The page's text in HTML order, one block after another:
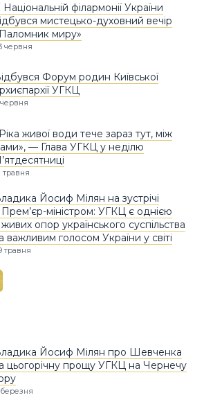
філармонії України
мистецько-духовний вечір
миру»
червня
Форум родин Київської
УГКЦ
живої води тече зараз тут, між
— Глава УГКЦ у неділю
травня
Йосиф Мілян на зустрічі
Прем’єр-міністром: УГКЦ є однією
опор українського суспільства
важливим голосом України у світі
травня
Йосиф Мілян про Шевченка
цьогорічну прощу УГКЦ на Чернечу